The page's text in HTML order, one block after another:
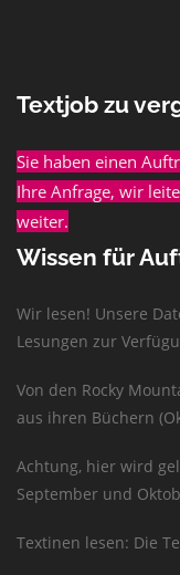
Textjob zu
Sie haben einen
Ihre Anfrage, wir
weiter.
Wissen für
Wir lesen! Unsere
Lesungen zur
Von den Rocky
aus ihren Büchern
Achtung, hier wird
September und
Textinen lesen: Die